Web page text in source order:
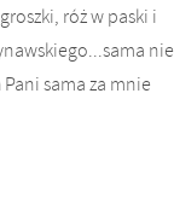
róż w paski i
nie
sama za mnie